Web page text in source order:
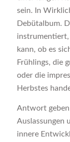
sein. In
Debütalbum.
instrumentiert,
kann, ob es
Frühlings, die
oder die
Herbstes
Antwort geben
Auslassungen
innere